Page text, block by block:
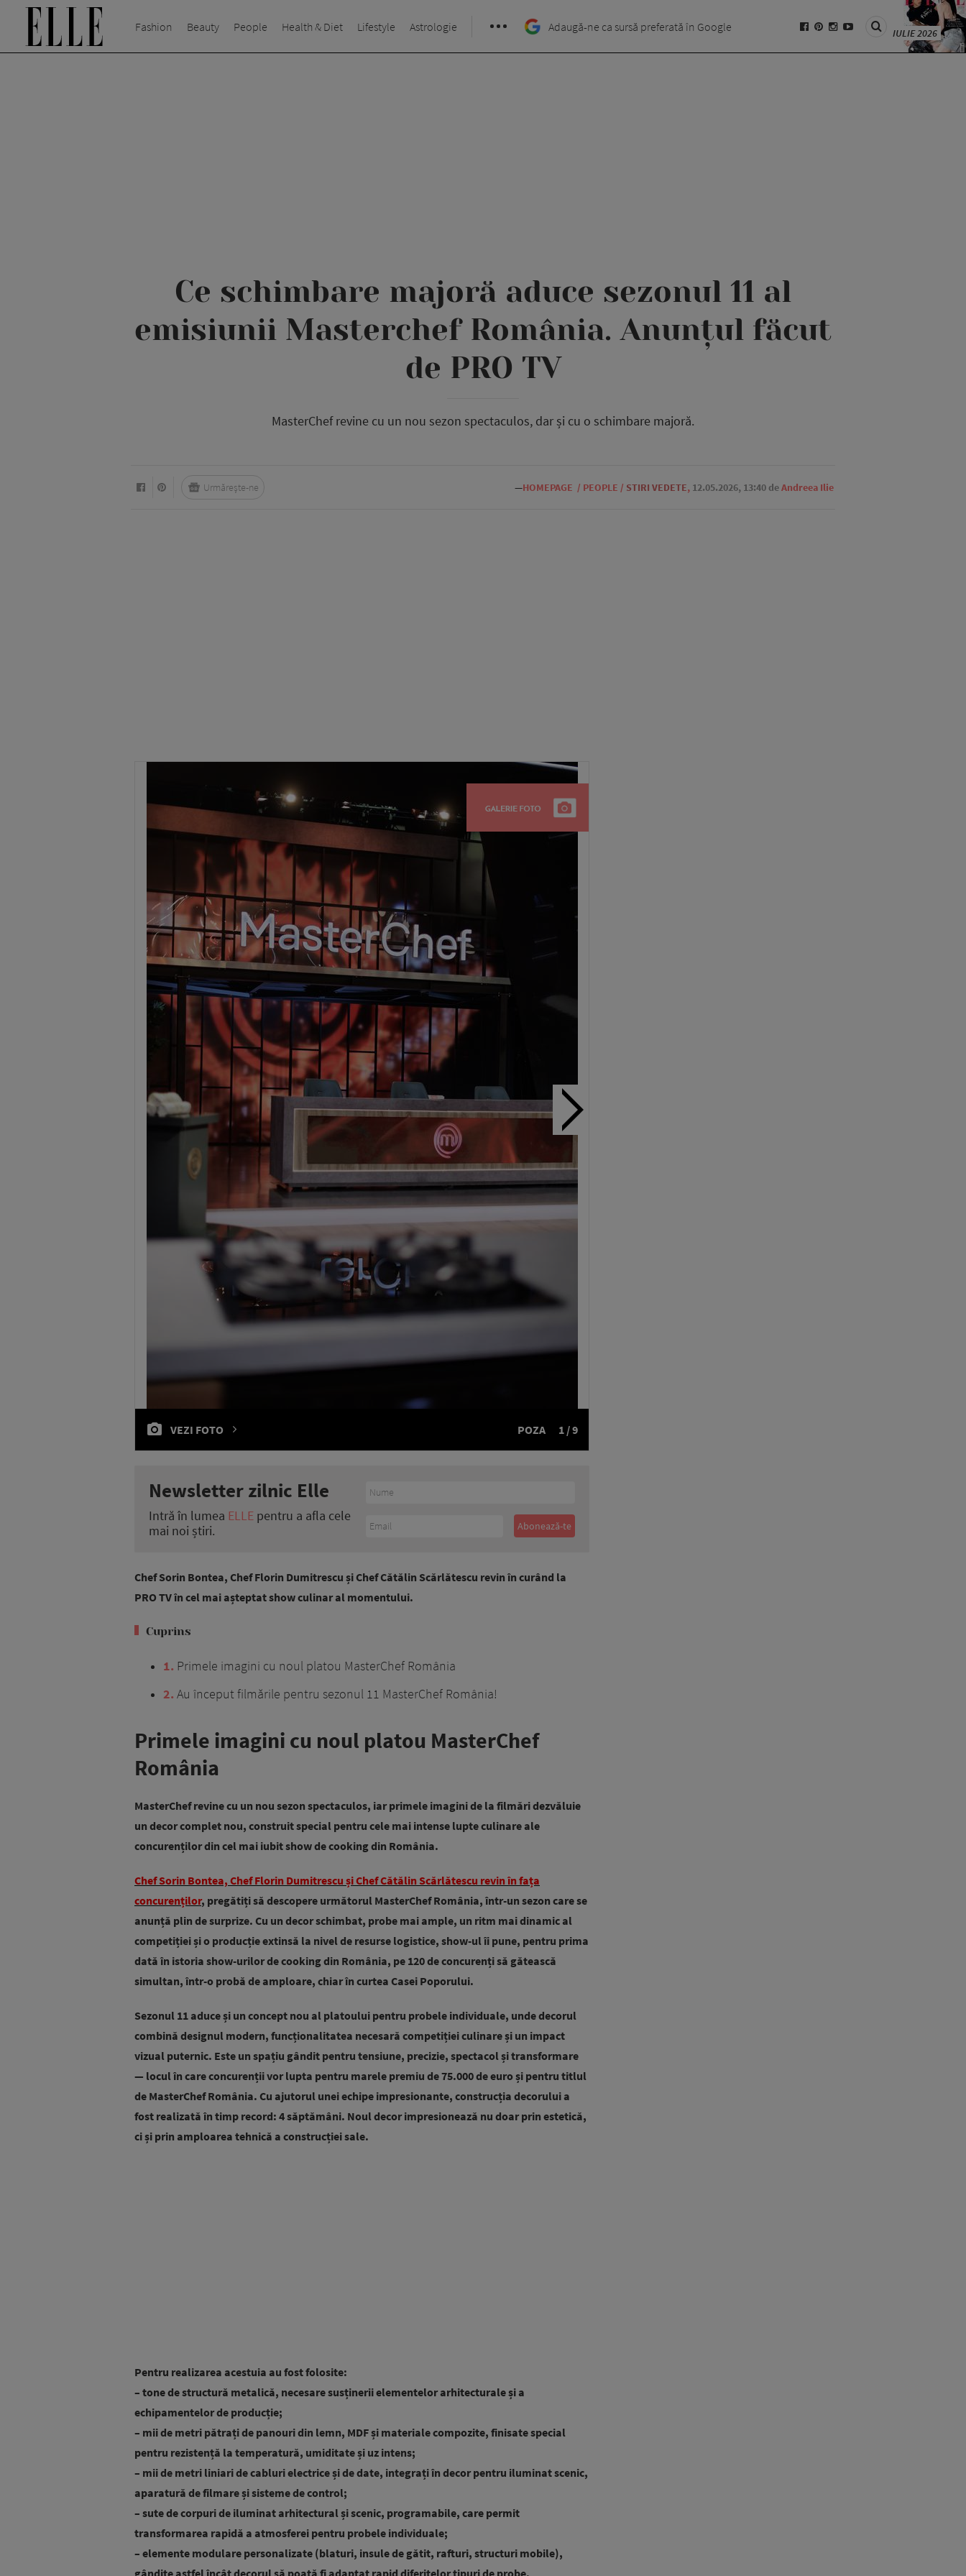
Fashion Beauty People Health & Diet Lifestyle Astrologie Adaugă-ne ca sursă preferată în Google IULIE 2026
Ce schimbare majoră aduce sezonul 11 al
emisiunii Masterchef România. Anunțul făcut
de PRO TV
MasterChef revine cu un nou sezon spectaculos, dar și cu o schimbare majoră.
—HOMEPAGE / PEOPLE / STIRI VEDETE, 12.05.2026, 13:40 deAndreea Ilie
Urmărește-ne
VEZI FOTO POZA 1 / 9
Newsletter zilnic Elle
Intră în lumea ELLE pentru a afla cele
mai noi știri.
Chef Sorin Bontea, Chef Florin Dumitrescu și Chef Cătălin Scărlătescu revin în curând la
PRO TV în cel mai așteptat show culinar al momentului.
Cuprins
1 Primele imagini cu noul platou MasterChef România
2 Au început filmările pentru sezonul 11 MasterChef România!
Primele imagini cu noul platou MasterChef
România
MasterChef revine cu un nou sezon spectaculos, iar primele imagini de la filmări dezvăluie
un decor complet nou, construit special pentru cele mai intense lupte culinare ale
concurenților din cel mai iubit show de cooking din România.
Chef Sorin Bontea, Chef Florin Dumitrescu și Chef Cătălin Scărlătescu revin în fața
concurenților, pregătiți să descopere următorul MasterChef România, într-un sezon care se
anunță plin de surprize. Cu un decor schimbat, probe mai ample, un ritm mai dinamic al
competiției și o producție extinsă la nivel de resurse logistice, show-ul îi pune, pentru prima
dată în istoria show-urilor de cooking din România, pe 120 de concurenți să gătească
simultan, într-o probă de amploare, chiar în curtea Casei Poporului.
Sezonul 11 aduce și un concept nou al platoului pentru probele individuale, unde decorul
combină designul modern, funcționalitatea necesară competiției culinare și un impact
vizual puternic. Este un spațiu gândit pentru tensiune, precizie, spectacol și transformare
— locul în care concurenții vor lupta pentru marele premiu de 75.000 de euro și pentru titlul
de MasterChef România. Cu ajutorul unei echipe impresionante, construcția decorului a
fost realizată în timp record: 4 săptămâni. Noul decor impresionează nu doar prin estetică,
ci și prin amploarea tehnică a construcției sale.
Pentru realizarea acestuia au fost folosite:
– tone de structură metalică, necesare susținerii elementelor arhitecturale și a
echipamentelor de producție;
– mii de metri pătrați de panouri din lemn, MDF și materiale compozite, finisate special
pentru rezistență la temperatură, umiditate și uz intens;
– mii de metri liniari de cabluri electrice și de date, integrați în decor pentru iluminat scenic,
aparatură de filmare și sisteme de control;
– sute de corpuri de iluminat arhitectural și scenic, programabile, care permit
transformarea rapidă a atmosferei pentru probele individuale;
– elemente modulare personalizate (blaturi, insule de gătit, rafturi, structuri mobile),
gândite astfel încât decorul să poată fi adaptat rapid diferitelor tipuri de probe.